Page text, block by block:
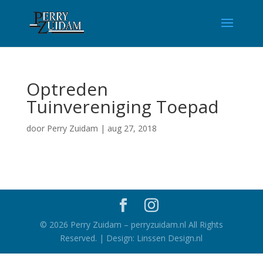
Optreden
Tuinvereniging Toepad
door Perry Zuidam | aug 27, 2018
© 2026 Perry Zuidam – perryzuidam.nl All Rights
Reserved. | Design: Linssen Design.nl